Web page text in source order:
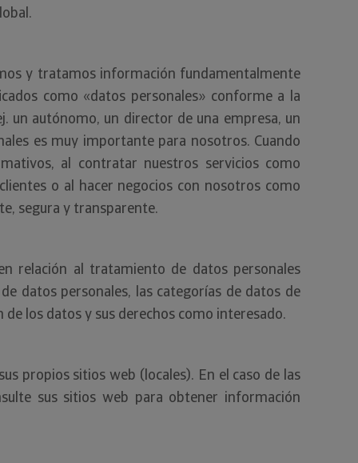
y tratamos información fundamentalmente
como «datos personales» conforme a la
un autónomo, un director de una empresa, un
es muy importante para nosotros. Cuando
al contratar nuestros servicios como
o al hacer negocios con nosotros como
segura y transparente.
relación al tratamiento de datos personales
datos personales, las categorías de datos de
los datos y sus derechos como interesado.
propios sitios web (locales). En el caso de las
sus sitios web para obtener información